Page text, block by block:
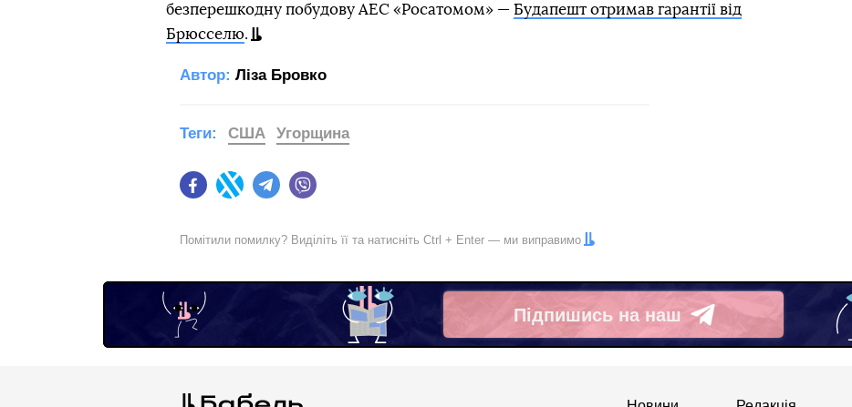
безперешкодну побудову АЕС «Росатомом» — Будапешт отримав гарантії від
Брюсселю.
Автор: Ліза Бровко
FacebookTwitter Telegram
Теги: США Угорщина
Помітили помилку? Виділіть її та натисніть Ctrl + Enter — ми виправимо
Підпишись на наш
Telegram